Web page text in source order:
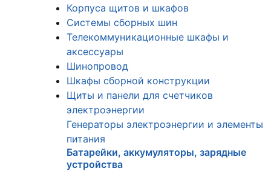
Корпуса щитов и шкафов
Системы сборных шин
Телекоммуникационные шкафы и
аксессуары
Шинопровод
Шкафы сборной конструкции
Щиты и панели для счетчиков
электроэнергии
Генераторы электроэнергии и элементы
питания
Батарейки, аккумуляторы, зарядные
устройства